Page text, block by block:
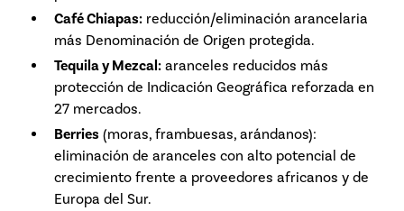
Café Chiapas: reducción/eliminación arancelaria
más Denominación de Origen protegida.
Tequila y Mezcal: aranceles reducidos más
protección de Indicación Geográfica reforzada en
27 mercados.
Berries (moras, frambuesas, arándanos):
eliminación de aranceles con alto potencial de
crecimiento frente a proveedores africanos y de
Europa del Sur.